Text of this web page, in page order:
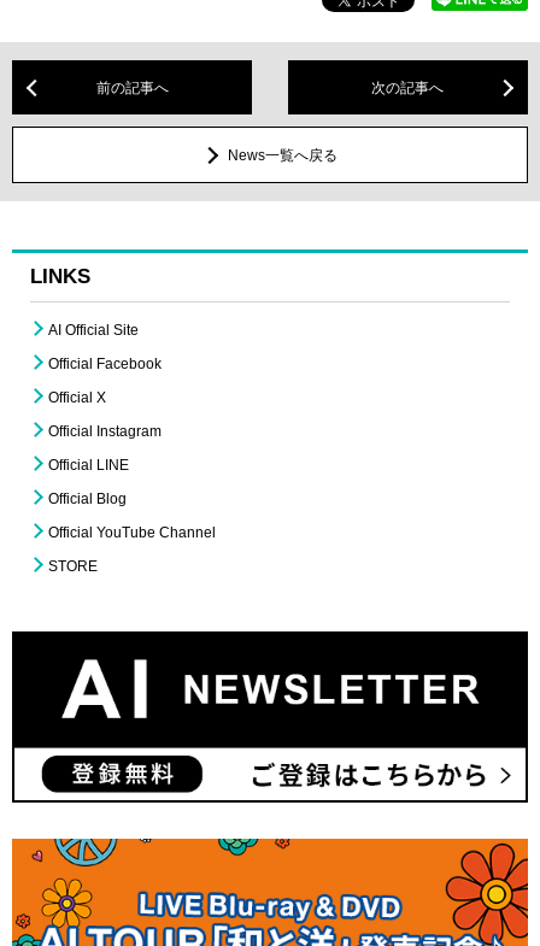
前の記事へ 次の記事へ
News一覧へ戻る
LINKS
AI Official Site
Official Facebook
Official X
Official Instagram
Official LINE
Official Blog
Official YouTube Channel
STORE